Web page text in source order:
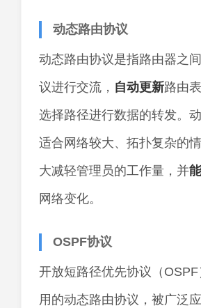
动态路由协议
动态路由协议是指路由器之
议进行交流， 自动更新路由
选择路径进行数据的转发。
适合网络较大、拓扑复杂的
大减轻管理员的工作量，并能
网络变化。
OSPF协议
开放短路径优先协议（OSPF
用的动态路由协议，被广泛